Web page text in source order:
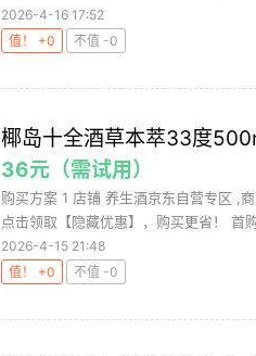
2026-4-16 17:52
值！ +0
不值 -0
椰岛十全酒草本萃33度
36元（需试用）
购买方案 1 店铺 养生酒京东自营专区 ,
点击领取【隐藏优惠】，购买更省！ 首
2026-4-15 21:48
值！ +0
不值 -0